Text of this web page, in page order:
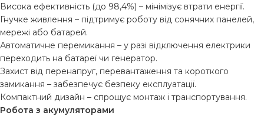
Висока ефективність (до 98,4%) – мінімізує втрати енергії.
Гнучке живлення – підтримує роботу від сонячних панелей,
мережі або батарей.
Автоматичне перемикання – у разі відключення електрики
переходить на батареї чи генератор.
Захист від перенапруг, перевантаження та короткого
замикання – забезпечує безпеку експлуатації.
Компактний дизайн – спрощує монтаж і транспортування.
Робота з акумуляторами